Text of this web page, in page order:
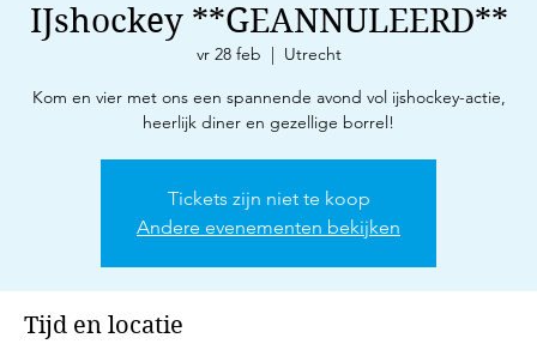
IJshockey **GEANNULEERD**
vr 28 feb
  |
Utrecht
Kom en vier met ons een spannende avond vol ijshockey-actie,
heerlijk diner en gezellige borrel!
Tickets zijn niet te koop
Andere evenementen bekijken
Tijd en locatie